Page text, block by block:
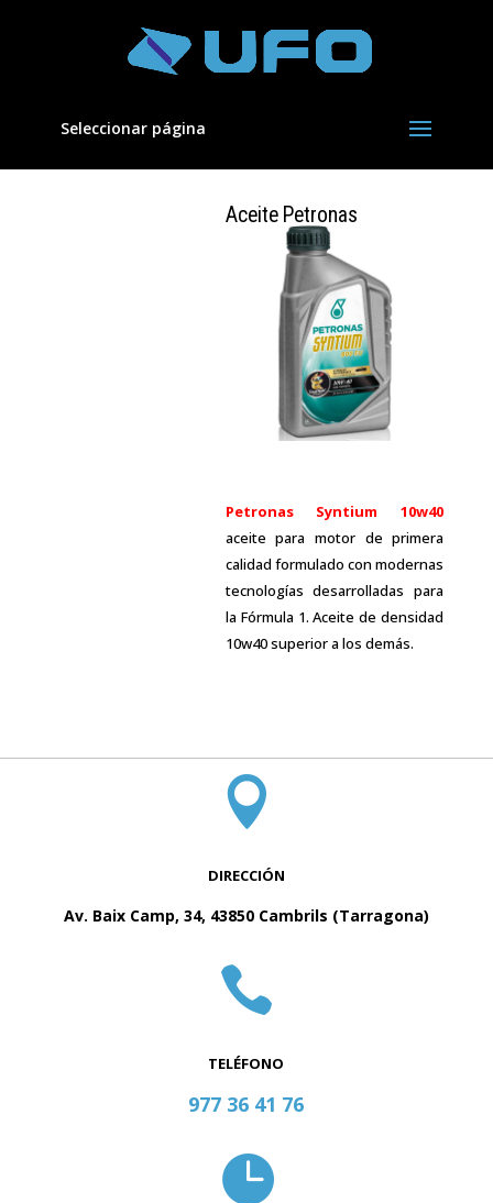
Seleccionar página
Aceite Petronas
Petronas Syntium 10w40
aceite para motor de primera
calidad formulado con modernas
tecnologías desarrolladas para
la Fórmula 1. Aceite de densidad
10w40 superior a los demás.

DIRECCIÓN
Av. Baix Camp, 34, 43850 Cambrils (Tarragona)

TELÉFONO
977 36 41 76
